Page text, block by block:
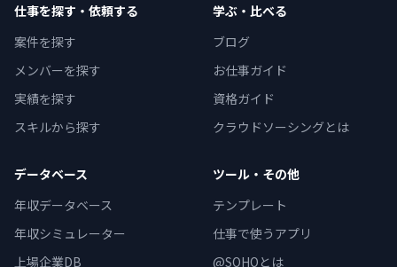
仕事を探す・依頼する
案件を探す
メンバーを探す
実績を探す
スキルから探す
学ぶ・比べる
ブログ
お仕事ガイド
資格ガイド
クラウドソーシングとは
データベース
年収データベース
年収シミュレーター
上場企業DB
ツール・その他
テンプレート
仕事で使うアプリ
@SOHOとは